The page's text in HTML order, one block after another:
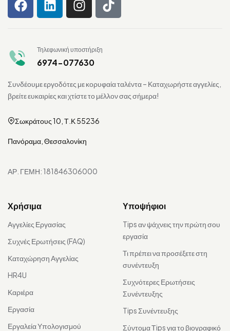
Τηλεφωνική υποστήριξη
6974-077630
Συνδέουμε εργοδότες με κορυφαία ταλέντα – Καταχωρήστε αγγελίες,
βρείτε ευκαιρίες και χτίστε το μέλλον σας σήμερα!
Σωκράτους 10, Τ.Κ 55236
Πανόραμα, Θεσσαλονίκη
ΑΡ. ΓΕΜΗ: 181846306000
Χρήσιμα
Αγγελίες Εργασίας
Συχνές Ερωτήσεις (FAQ)
Καταχώρηση Αγγελίας
HR4U
Καριέρα
Εργασία
Εργαλεία Υπολογισμού
Υποψήφιοι
Tips αν ψάχνεις την πρώτη σου
εργασία
Τι πρέπει να προσέξετε στη
συνέντευξη
Συχνότερες Ερωτήσεις
Συνέντευξης
Tips Συνέντευξης
Σύντομα Τips για το βιογραφικό